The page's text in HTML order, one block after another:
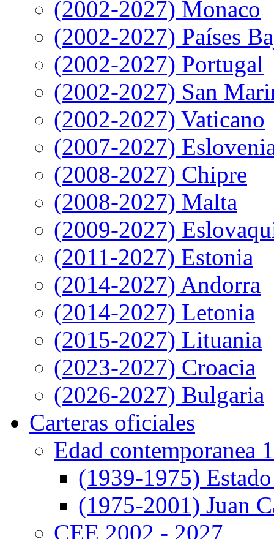
(2002-2027) Monaco
(2002-2027) Países
(2002-2027) Portugal
(2002-2027) San
(2002-2027) Vaticano
(2007-2027)
(2008-2027) Chipre
(2008-2027) Malta
(2009-2027)
(2011-2027) Estonia
(2014-2027) Andorra
(2014-2027) Letonia
(2015-2027) Lituania
(2023-2027) Croacia
(2026-2027) Bulgaria
Carteras oficiales
Edad contemporanea
(1939-1975)
(1975-2001) Juan
CEE 2002 - 2027